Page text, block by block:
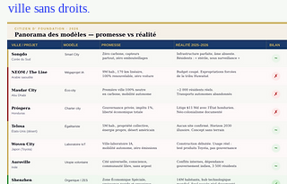
ville sans droits.